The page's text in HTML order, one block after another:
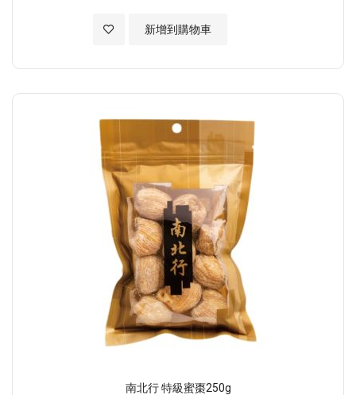
新增到購物車
加入至願望清單
南北行 特級蜜棗250g